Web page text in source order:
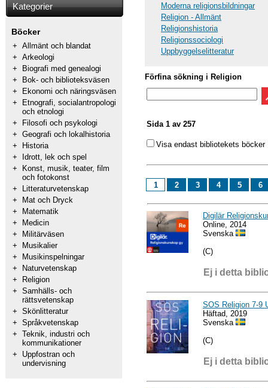
Kategorier
Böcker
+ Allmänt och blandat
+ Arkeologi
+
Biografi med genealogi
+
Bok- och biblioteksväsen
+
Ekonomi och näringsväsen
+
Etnografi, socialantropologi
och etnologi
+
Filosofi och psykologi
+ Geografi och lokalhistoria
+
Historia
+
Idrott, lek och spel
+
Konst, musik, teater, film
och fotokonst
+
Litteraturvetenskap
+
Mat och Dryck
+
Matematik
+
Medicin
+
Militärväsen
+
Musikalier
+
Musikinspelningar
+
Naturvetenskap
+
Religion
+ Samhälls- och
rättsvetenskap
+ Skönlitteratur
+ Språkvetenskap
+ Teknik, industri och
kommunikationer
+
Uppfostran och
undervisning
Moderna religionsbildningar
Religion - Allmänt
Religionshistoria
Religionssociologi
Uppbyggelselitteratur
Förfina sökning i Religion
Sida 1 av 257
Visa endast bibliotekets böcker
1 2 3 4 5 6
Digilär
Online, 2014
Svenska
(C)
Ej i detta
SOS Religion 7-9
Häftad, 2019
Svenska
(C)
Ej i detta